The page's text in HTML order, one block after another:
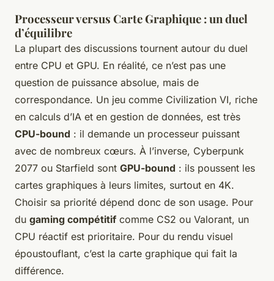
Processeur versus Carte Graphique : un duel
d’équilibre
La plupart des discussions tournent autour du duel
entre CPU et GPU. En réalité, ce n’est pas une
question de puissance absolue, mais de
correspondance. Un jeu comme Civilization VI, riche
en calculs d’IA et en gestion de données, est très
CPU-bound : il demande un processeur puissant
avec de nombreux cœurs. À l’inverse, Cyberpunk
2077 ou Starfield sont GPU-bound : ils poussent les
cartes graphiques à leurs limites, surtout en 4K.
Choisir sa priorité dépend donc de son usage. Pour
du gaming compétitif comme CS2 ou Valorant, un
CPU réactif est prioritaire. Pour du rendu visuel
époustouflant, c’est la carte graphique qui fait la
différence.